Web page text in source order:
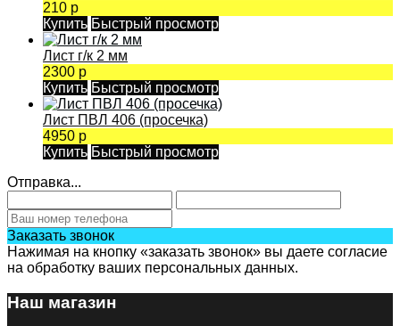
210 р
Купить Быстрый просмотр
Лист г/к 2 мм
2300 р
Купить Быстрый просмотр
Лист ПВЛ 406 (просечка)
4950 р
Купить Быстрый просмотр
Отправка...
Заказать звонок
Нажимая на кнопку «заказать звонок» вы даете согласие
на обработку ваших персональных данных.
Наш магазин